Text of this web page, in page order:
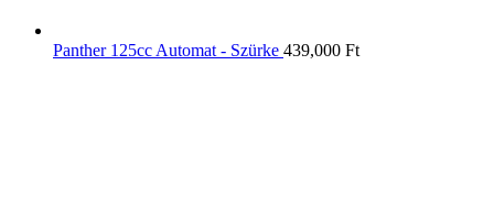
Panther 125cc Automat - Szürke 439,000 Ft